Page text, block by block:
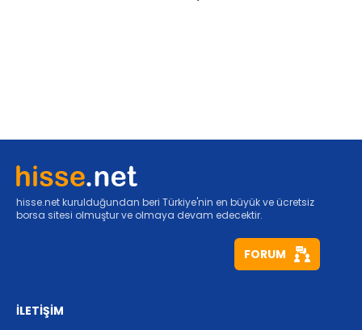
hisse.net kurulduğundan beri Türkiye'nin en büyük ve ücretsiz
borsa sitesi olmuştur ve olmaya devam edecektir.
FORUM
İLETİŞİM